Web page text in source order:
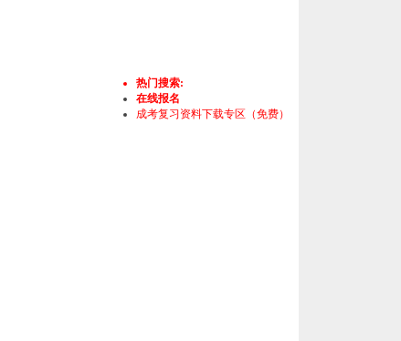
热门搜索:
在线报名
成考复习资料下载专区（免费）